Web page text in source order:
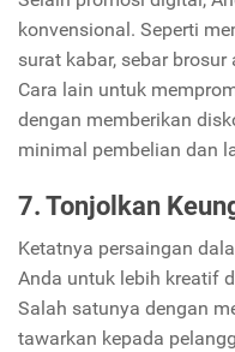
konvensional. Seperti
surat kabar, sebar
Cara lain untuk
dengan memberikan
minimal pembelian dan
7. Tonjolkan
Ketatnya persaingan
Anda untuk lebih kreatif
Salah satunya dengan
tawarkan kepada